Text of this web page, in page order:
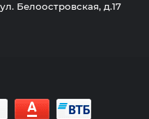
Белоостровская, д.17